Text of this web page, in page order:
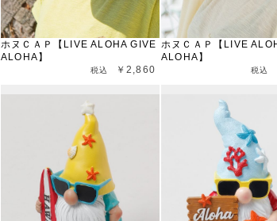
ホヌＣＡＰ【LIVE ALOHA GIVE
ALOHA】
￥2,860
ホヌＣＡＰ【LIVE
ALOHA】